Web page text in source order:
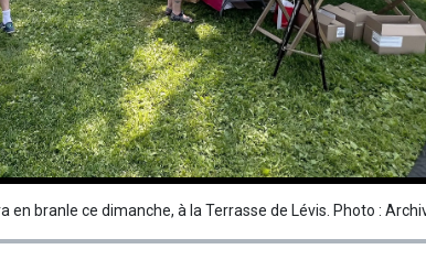
branle ce dimanche, à la Terrasse de Lévis. Photo :